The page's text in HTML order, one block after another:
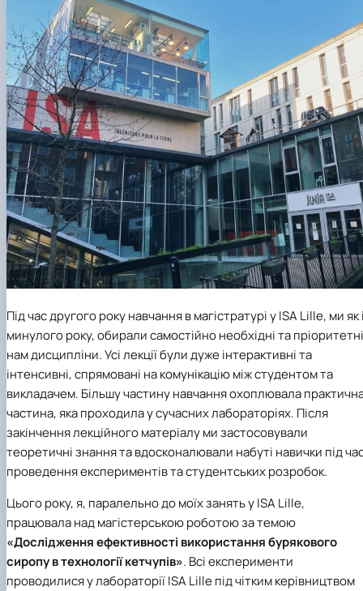
Під час другого року навчання в магістратурі у ISA Lille, ми як
минулого року, обирали самостійно необхідні та пріоритетні
нам дисципліни. Усі лекції були дуже інтерактивні та
інтенсивні, спрямовані на комунікацію між студентом та
викладачем. Більшу частину навчання охоплювала
частина, яка проходила у сучасних лабораторіях. Після
закінчення лекційного матеріалу ми застосовували
теоретичні знання та вдосконалювали набуті навички під
проведення експериментів та студентських розробок.
Цього року, я, паралельно до моїх занять у ISA Lille,
працювала над магістерською роботою за темою
«Дослідження ефективності використання бурякового
сиропу в технології кетчупів». Всі експерименти
проводилися у лабораторії ISA Lille під чітким керівництвом